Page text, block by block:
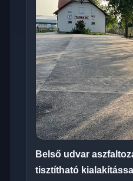
Belső udvar
tisztítható kialakítással